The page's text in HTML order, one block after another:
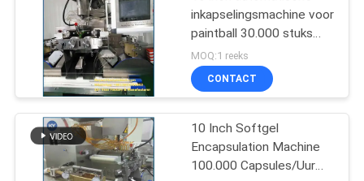
inkapselingsmachine voor
paintball 30.000 stuks
per uur
MOQ:1 reeks
CONTACT
10 Inch Softgel
Encapsulation Machine
100.000 Capsules/Uur